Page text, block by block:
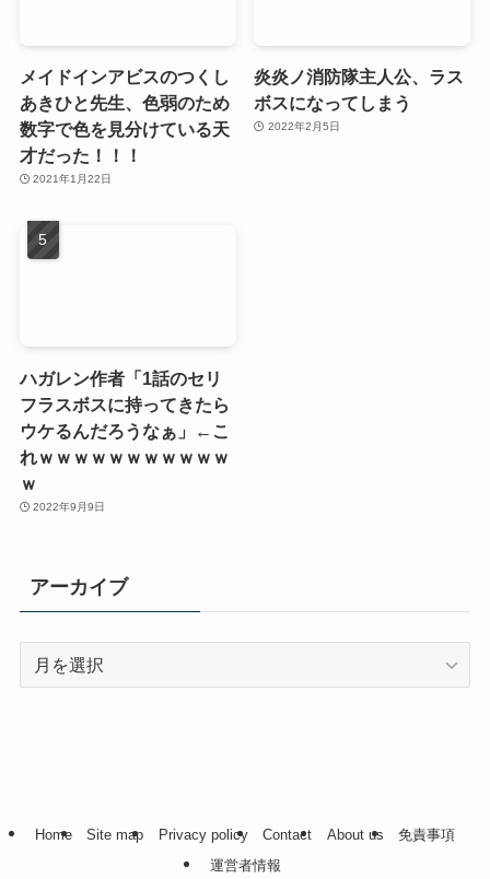
メイドインアビスのつくし
あきひと先生、色弱のため
数字で色を見分けている天
才だった！！！
2021年1月22日
炎炎ノ消防隊主人公、ラス
ボスになってしまう
2022年2月5日
ハガレン作者「1話のセリ
フラスボスに持ってきたら
ウケるんだろうなぁ」←こ
れｗｗｗｗｗｗｗｗｗｗｗ
ｗ
2022年9月9日
アーカイブ
Home Site map Privacy policy Contact About us
免責事項
運営者情報